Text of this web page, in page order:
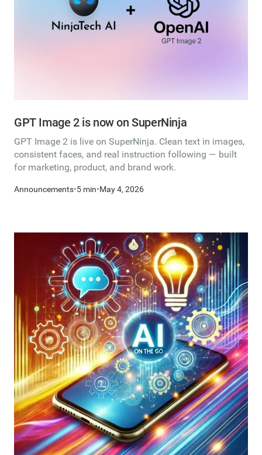
GPT Image 2 is now on SuperNinja
GPT Image 2 is live on SuperNinja. Clean text in images,
consistent faces, and real instruction following — built
for marketing, product, and brand work.
Announcements•5 min•May 4, 2026